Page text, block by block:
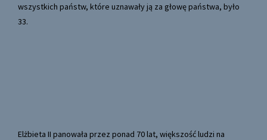
wszystkich państw, które uznawały ją za głowę państwa, było
33.
Elżbieta II panowała przez ponad 70 lat, większość ludzi na